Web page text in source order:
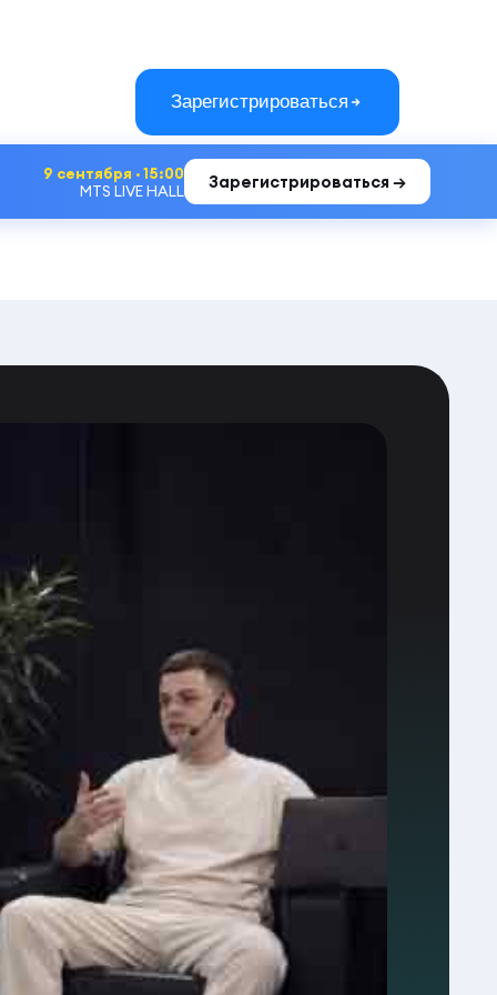
Зарегистрироваться
9 сентября · 15:00
MTS LIVE HALL
Зарегистрироваться →